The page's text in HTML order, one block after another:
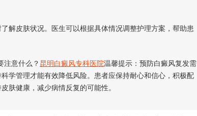
皮肤状况。医生可以根据具体情况调整护理方案，帮助患
意什么？ 昆明白癜风专科医院温馨提示：预防白癜风复发需
学管理才能有效降低风险。患者应保持耐心和信心，积极配
肤健康，减少病情反复的可能性。